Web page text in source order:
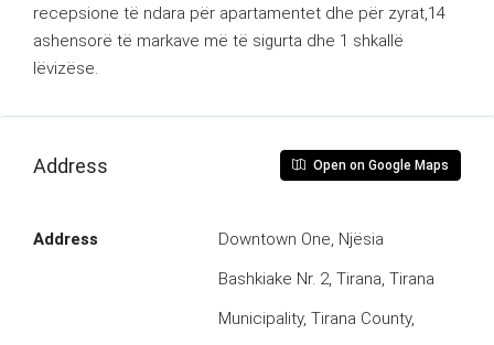
recepsione të ndara për apartamentet dhe për zyrat,14
ashensorë të markave më të sigurta dhe 1 shkallë
lëvizëse.
Address Open on Google Maps
Address
Downtown One, Njësia
Bashkiake Nr. 2, Tirana, Tirana
Municipality, Tirana County,